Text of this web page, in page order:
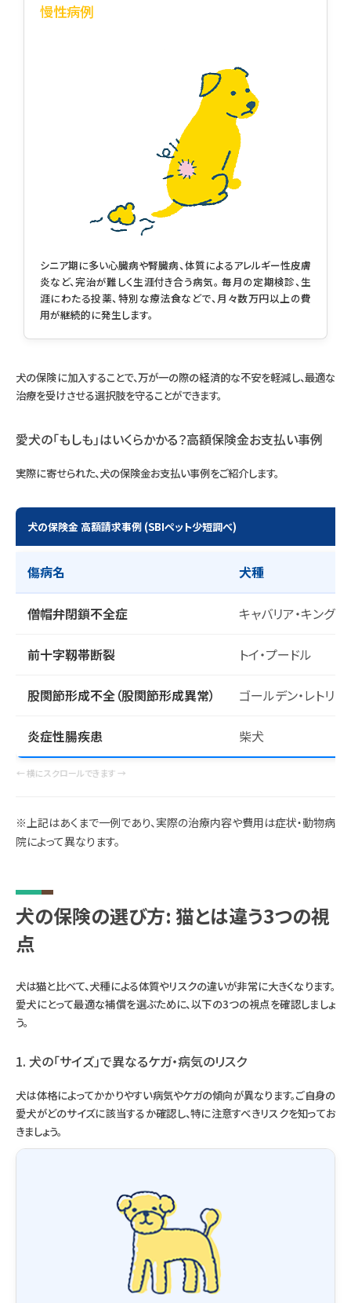
慢性病例
シニア期に多い心臓病や腎臓病、体質によるアレルギー性皮膚
炎など、完治が難しく生涯付き合う病気。 毎月の定期検診、生
涯にわたる投薬、特別な療法食などで、月々数万円以上の費
用が継続的に発生します。
犬の保険に加入することで、万が一の際の経済的な不安を軽減し、最適な
治療を受けさせる選択肢を守ることができます。
愛犬の「もしも」はいくらかかる？高額保険金お支払い事例
実際に寄せられた、犬の保険金お支払い事例をご紹介します。
犬の保険金 高額請求事例 (SBIペット少短調べ)
傷病名 犬種
僧帽弁閉鎖不全症 キャバリア・キング・
前十字靱帯断裂 トイ・プードル
股関節形成不全（股関節形成異常） ゴールデン・レトリ
炎症性腸疾患 柴犬
← 横にスクロールできます →
※上記はあくまで一例であり、実際の治療内容や費用は症状・動物病
院によって異なります。
犬の保険の選び方: 猫とは違う3つの視
点
犬は猫と比べて、犬種による体質やリスクの違いが非常に大きくなります。
愛犬にとって最適な補償を選ぶために、以下の3つの視点を確認しましょ
う。
1. 犬の「サイズ」で異なるケガ・病気のリスク
犬は体格によってかかりやすい病気やケガの傾向が異なります。ご自身の
愛犬がどのサイズに該当するか確認し、特に注意すべきリスクを知ってお
きましょう。